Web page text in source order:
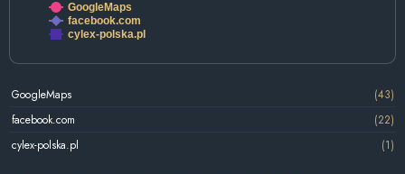
GoogleMaps
facebook.com
cylex-polska.pl
GoogleMaps
(43)
facebook.com
(22)
cylex-polska.pl
(1)